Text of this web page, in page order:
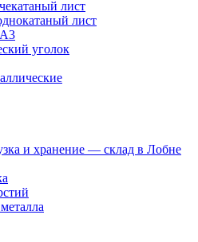
лист
лист
уголок
и хранение — склад в Лобне